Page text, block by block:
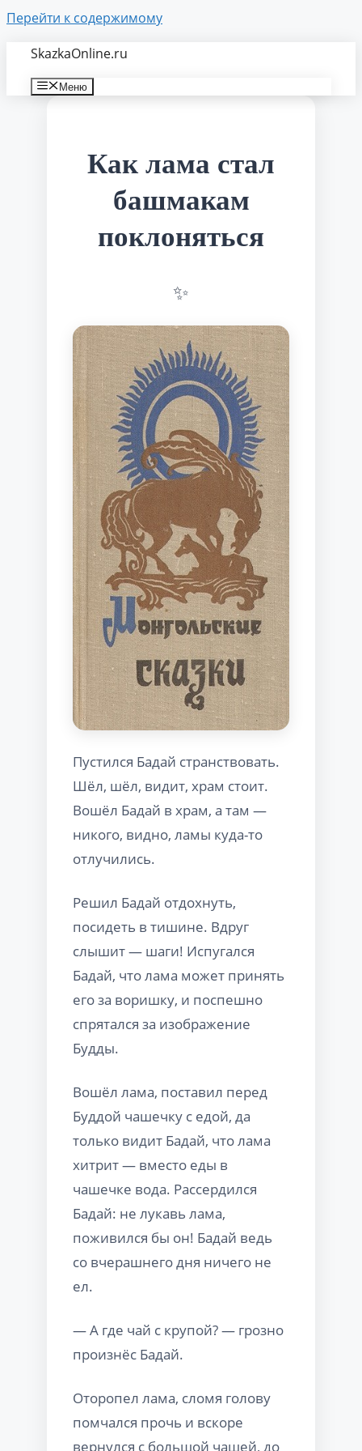
Перейти к содержимому
SkazkaOnline.ru
Меню
Как лама стал
башмакам
поклоняться
Пустился Бадай странствовать.
Шёл, шёл, видит, храм стоит.
Вошёл Бадай в храм, а там —
никого, видно, ламы куда-то
отлучились.
Решил Бадай отдохнуть,
посидеть в тишине. Вдруг
слышит — шаги! Испугался
Бадай, что лама может принять
его за воришку, и поспешно
спрятался за изображение
Будды.
Вошёл лама, поставил перед
Буддой чашечку с едой, да
только видит Бадай, что лама
хитрит — вместо еды в
чашечке вода. Рассердился
Бадай: не лукавь лама,
поживился бы он! Бадай ведь
со вчерашнего дня ничего не
ел.
— А где чай с крупой? — грозно
произнёс Бадай.
Оторопел лама, сломя голову
помчался прочь и вскоре
вернулся с большой чашей, до